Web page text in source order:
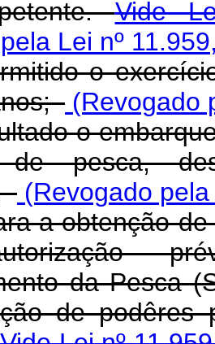
Vide
Lei nº
o
(Revogado
o
de pesca,
(Revogado
a obtenção
da Pesca
de podêres